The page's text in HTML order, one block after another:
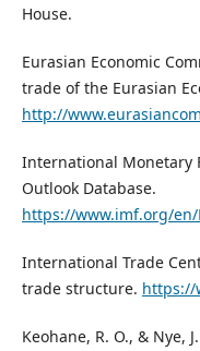
House.
Eurasian Economic
trade of the Eurasian
http://
International Monetary
Outlook Database.
https://www.imf.org/en/
International Trade
trade structure. https://
Keohane, R. O., & Nye,